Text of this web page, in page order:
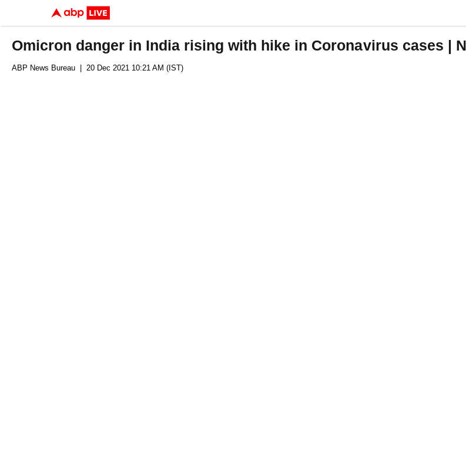
Omicron danger in India rising with hike in Coronavirus cases |
ABP News Bureau | 20 Dec 2021 10:21 AM (IST)